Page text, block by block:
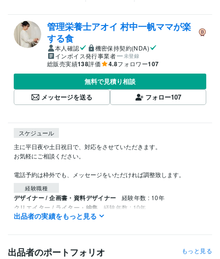
管理栄養士アオイ 村中一帆ママが楽
する食
本人確認
機密保持契約(NDA)
インボイス発行事業者
未登録
総販売実績138評価 4.8フォロワー107
無料で見積り相談
メッセージを送る
フォロー107
スケジュール
主に平日夜や土日祝日で、対応をさせていただきます。
お気軽にご相談ください。
電話予約は枠外でも、メッセージをいただければ調整致します。
経験職種
デザイナー / 企画書・資料デザイナー 経験年数 : 10年
クリエイター / ライター・編集 経験年数 : 10年
クリエイター / 作家 経験年数 : 10年
ライフスタイル・その他 / カウンセラー・コーチ 経験年数 : 10年
職歴
出品者の実績をもっと見る
出品者のポートフォリオ もっと見る